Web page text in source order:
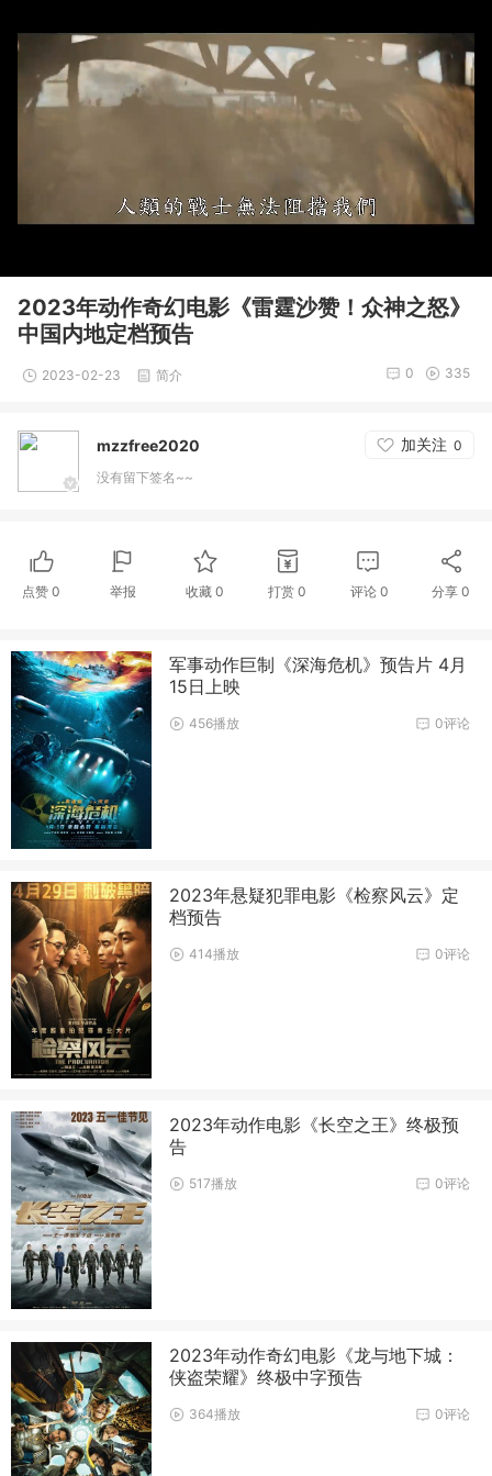
2023年动作奇幻电影《雷霆沙赞！众神之怒》
中国内地定档预告
2023-02-23 简介 335
0
mzzfree2020 加关注 0
没有留下签名~~
点赞 0 举报 收藏0 打赏 0 评论 0 分享0
军事动作巨制《深海危机》预告片 4月
15日上映
0评论
456播放
2023年悬疑犯罪电影《检察风云》定
档预告
0评论
414播放
2023年动作电影《长空之王》终极预
告
0评论
517播放
2023年动作奇幻电影《龙与地下城：
侠盗荣耀》终极中字预告
0评论
364播放